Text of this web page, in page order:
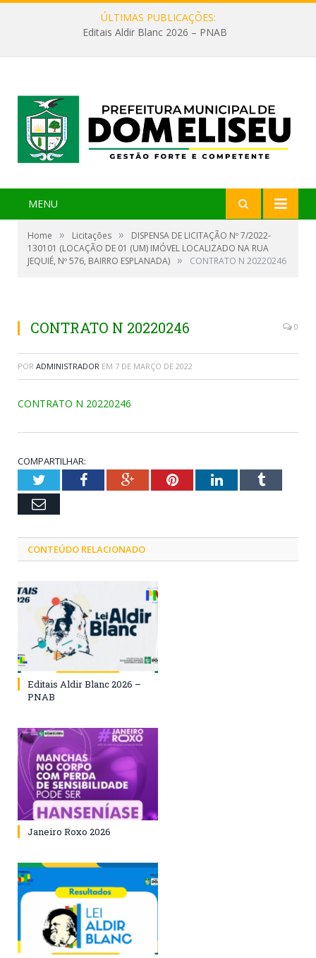
ÚLTIMAS PUBLICAÇÕES:
Editais Aldir Blanc 2026 – PNAB
MENU
Home » Licitações »
DISPENSA DE LICITAÇÃO Nº 7/2022-
130101 (LOCAÇÃO DE 01 (UM) IMÓVEL LOCALIZADO NA RUA
JEQUIÉ, Nº 576, BAIRRO ESPLANADA) » CONTRATO N 20220246
CONTRATO N 20220246 0
POR ADMINISTRADOR EM 7 DE MARÇO DE 2022
CONTRATO N 20220246
COMPARTILHAR:
TwitterFacebookGoogle+PinterestLinkedInTumblr
Email
CONTEÚDO RELACIONADO
Editais Aldir Blanc 2026 –
PNAB
Janeiro Roxo 2026